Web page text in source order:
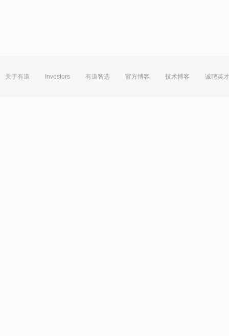
关于有道 Investors 有道智选 官方博客 技术博客 诚聘英才